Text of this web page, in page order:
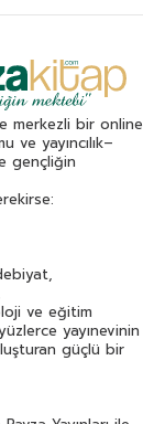
merkezli bir online
ve yayıncılık–
gençliğin
ve eğitim
yayınevinin
güçlü bir